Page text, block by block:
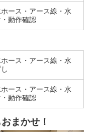
ース・アース線・水
動作確認
ース・アース線・水
ース・アース線・水
動作確認
まかせ！